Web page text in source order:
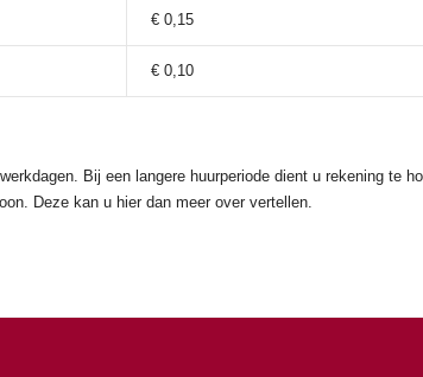
€ 0,15
€ 0,10
Bij een langere huurperiode dient u rekening te
Deze kan u hier dan meer over vertellen.